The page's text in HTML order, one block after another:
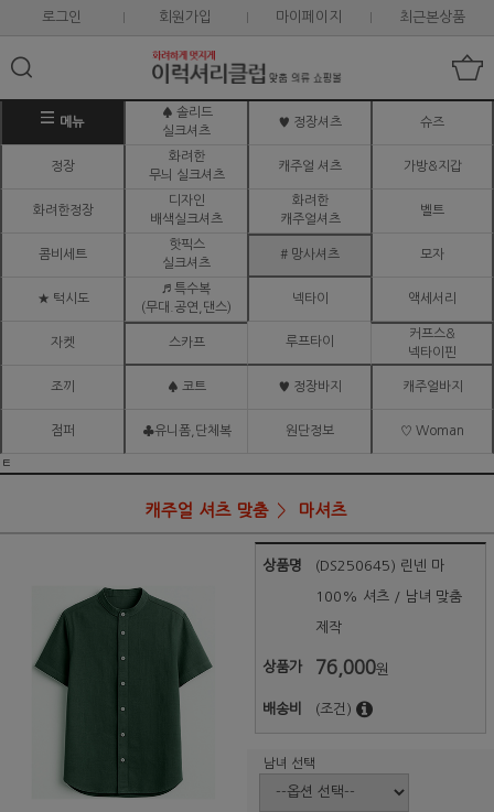
로그인 회원가입 마이페이지 최근본상품
메뉴
♠ 솔리드
실크셔츠
♥ 정장셔츠 슈즈
정장
화려한
무늬 실크셔츠
캐주얼 셔츠 가방&지갑
화려한정장
디자인
배색실크셔츠
화려한
캐주얼셔츠
벨트
콤비세트
핫픽스
실크셔츠
# 망사셔츠 모자
★ 턱시도
♬ 특수복
(무대.공연,댄스)
넥타이 액세서리
자켓 스카프 루프타이
커프스&
넥타이핀
조끼 ♠ 코트 ♥ 정장바지 캐주얼바지
점퍼 ♣유니폼,단체복 원단정보 ♡ Woman
ㅌ
캐주얼 셔츠 맞춤 마셔츠
상품명 (DS250645) 린넨 마
100% 셔츠 / 남녀 맞춤
제작
상품가 76,000원
배송비 (조건)
남녀 선택